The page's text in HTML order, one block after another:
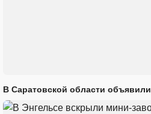
В Саратовской области